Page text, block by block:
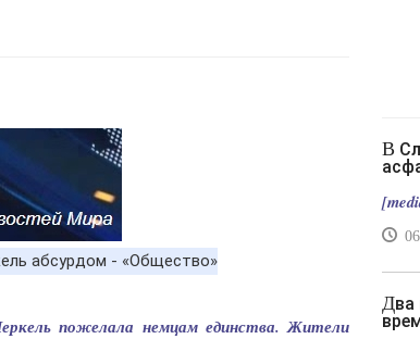
пожелала немцам единства. Жители
В Славянске нет слив, зато есть новый
Два вертолета столкнулись в Греции во